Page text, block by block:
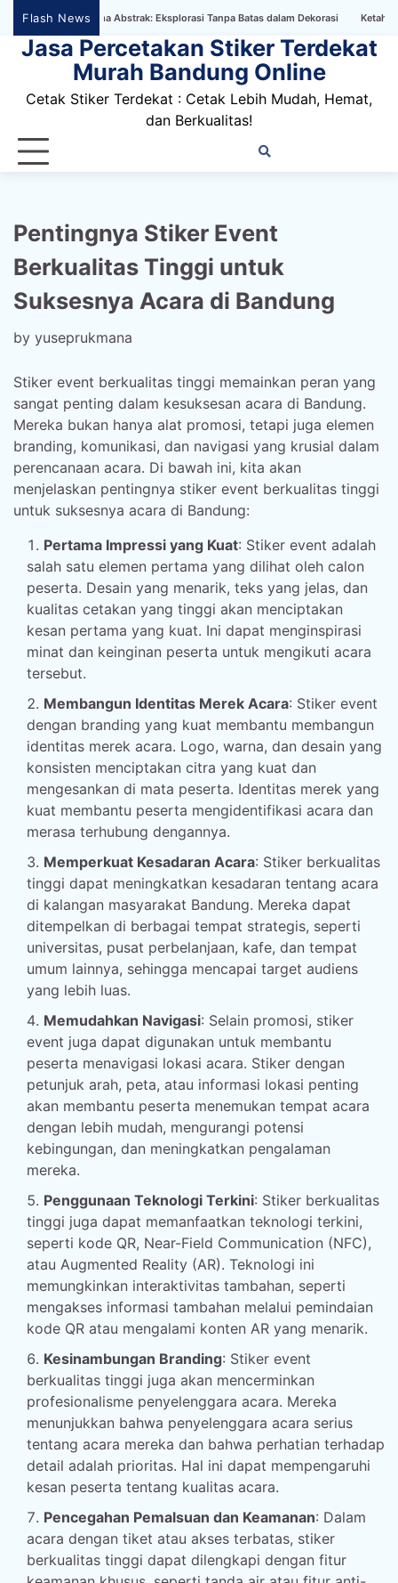
Skip
content
Flash News
Bertema Abstrak: Eksplorasi Tanpa Batas dalam Dekorasi Ketahanan
Jasa Percetakan Stiker Terdekat
Murah Bandung Online
Cetak Stiker Terdekat : Cetak Lebih Mudah, Hemat,
dan Berkualitas!
Pentingnya Stiker Event
Berkualitas Tinggi untuk
Suksesnya Acara di Bandung
by yuseprukmana
Stiker event berkualitas tinggi memainkan peran yang
sangat penting dalam kesuksesan acara di Bandung.
Mereka bukan hanya alat promosi, tetapi juga elemen
branding, komunikasi, dan navigasi yang krusial dalam
perencanaan acara. Di bawah ini, kita akan
menjelaskan pentingnya stiker event berkualitas tinggi
untuk suksesnya acara di Bandung:
Pertama Impressi yang Kuat: Stiker event adalah
salah satu elemen pertama yang dilihat oleh calon
peserta. Desain yang menarik, teks yang jelas, dan
kualitas cetakan yang tinggi akan menciptakan
kesan pertama yang kuat. Ini dapat menginspirasi
minat dan keinginan peserta untuk mengikuti acara
tersebut.
Membangun Identitas Merek Acara: Stiker event
dengan branding yang kuat membantu membangun
identitas merek acara. Logo, warna, dan desain yang
konsisten menciptakan citra yang kuat dan
mengesankan di mata peserta. Identitas merek yang
kuat membantu peserta mengidentifikasi acara dan
merasa terhubung dengannya.
Memperkuat Kesadaran Acara: Stiker berkualitas
tinggi dapat meningkatkan kesadaran tentang acara
di kalangan masyarakat Bandung. Mereka dapat
ditempelkan di berbagai tempat strategis, seperti
universitas, pusat perbelanjaan, kafe, dan tempat
umum lainnya, sehingga mencapai target audiens
yang lebih luas.
Memudahkan Navigasi: Selain promosi, stiker
event juga dapat digunakan untuk membantu
peserta menavigasi lokasi acara. Stiker dengan
petunjuk arah, peta, atau informasi lokasi penting
akan membantu peserta menemukan tempat acara
dengan lebih mudah, mengurangi potensi
kebingungan, dan meningkatkan pengalaman
mereka.
Penggunaan Teknologi Terkini: Stiker berkualitas
tinggi juga dapat memanfaatkan teknologi terkini,
seperti kode QR, Near-Field Communication (NFC),
atau Augmented Reality (AR). Teknologi ini
memungkinkan interaktivitas tambahan, seperti
mengakses informasi tambahan melalui pemindaian
kode QR atau mengalami konten AR yang menarik.
Kesinambungan Branding: Stiker event
berkualitas tinggi juga akan mencerminkan
profesionalisme penyelenggara acara. Mereka
menunjukkan bahwa penyelenggara acara serius
tentang acara mereka dan bahwa perhatian terhadap
detail adalah prioritas. Hal ini dapat mempengaruhi
kesan peserta tentang kualitas acara.
Pencegahan Pemalsuan dan Keamanan: Dalam
acara dengan tiket atau akses terbatas, stiker
berkualitas tinggi dapat dilengkapi dengan fitur